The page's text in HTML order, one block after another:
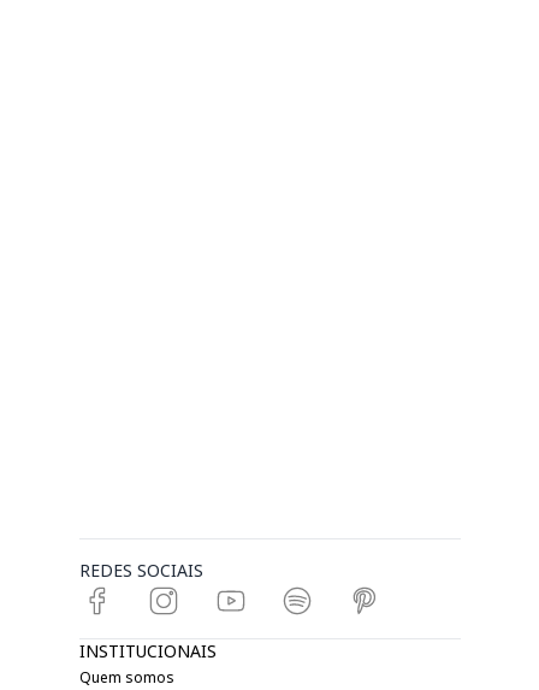
REDES SOCIAIS
INSTITUCIONAIS
Quem somos